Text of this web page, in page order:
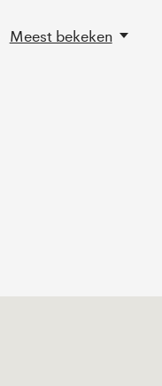
Meest bekeken